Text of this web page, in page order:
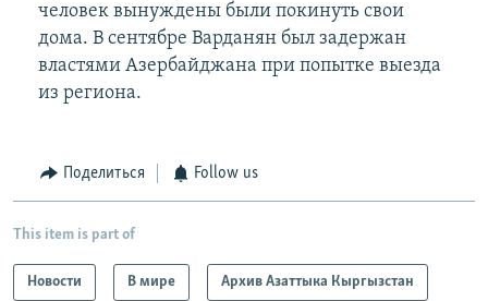
человек вынуждены были покинуть свои
дома. В сентябре Варданян был задержан
властями Азербайджана при попытке выезда
из региона.
Поделиться Follow us
This item is part of
Новости В мире Архив Азаттыка Кыргызстан